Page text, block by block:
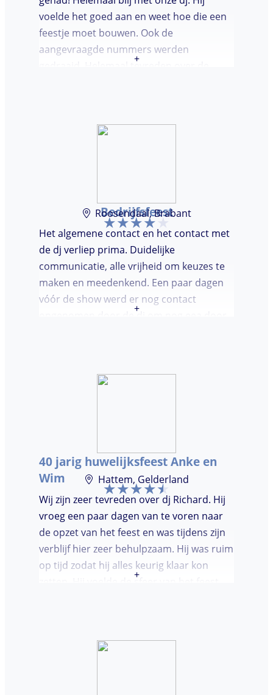
voelde het goed aan en weet hoe die een
feestje moet bouwen. Ook de
aangevraagde nummers werden
gedraaid. Helemaal tevreden over de
+
Bedrijfsfeest
Roosendaal, Brabant
Het algemene contact en het contact met
de dj verliep prima. Duidelijke
communicatie, alle vrijheid om keuzes te
maken en meedenkend. Een paar dagen
vóór de show werd er nog contact
opgenomen door de dj om nog eea door
wel invloed op de bezetting van de
verzoeknummers aan te vragen.
+
40 jarig huwelijksfeest Anke en
Wim
Hattem, Gelderland
Wij zijn zeer tevreden over dj Richard. Hij
vroeg een paar dagen van te voren naar
de opzet van het feest en was tijdens zijn
verblijf hier zeer behulpzaam. Hij was ruim
op tijd zodat hij alles keurig klaar kon
zetten. Hij voelde de sfeer van het feest
goed is gedanst!
+